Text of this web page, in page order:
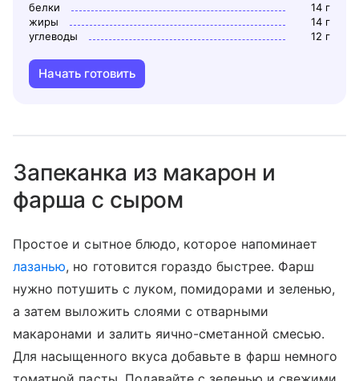
белки 14 г
жиры
14 г
углеводы
12 г
Начать готовить
Запеканка из макарон и
фарша с сыром
Простое и сытное блюдо, которое напоминает
лазанью, но готовится гораздо быстрее. Фарш
нужно потушить с луком, помидорами и зеленью,
а затем выложить слоями с отварными
макаронами и залить яично-сметанной смесью.
Для насыщенного вкуса добавьте в фарш немного